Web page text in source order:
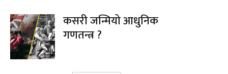
कसरी जन्मियो आधुनिक
गणतन्त्र ?